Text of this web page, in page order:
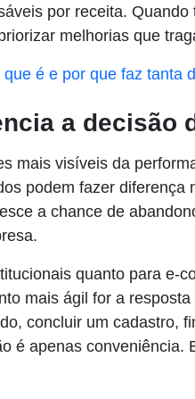
por receita.
melhorias que
é e por que faz tanta
a decisão
mais visíveis da
podem fazer diferença
a chance de
quanto para e-
mais ágil for a
concluir um cadastro,
é apenas conveniência.